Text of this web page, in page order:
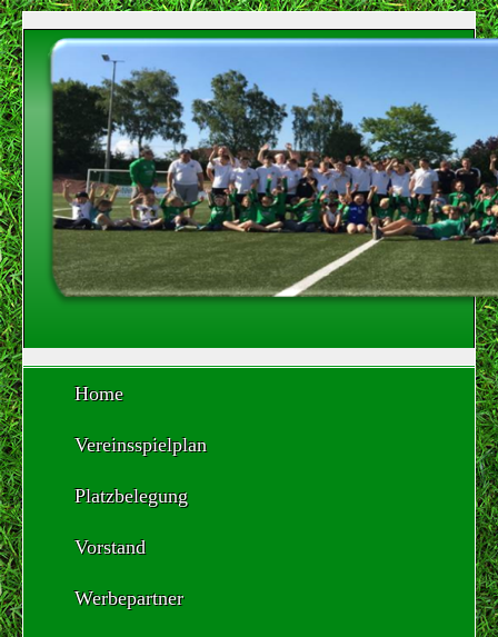
Home
Vereinsspielplan
Platzbelegung
Vorstand
Werbepartner